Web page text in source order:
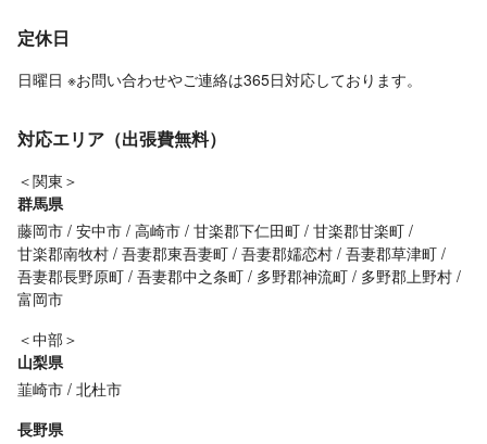
定休日
日曜日 ※お問い合わせやご連絡は365日対応しております。
対応エリア（出張費無料）
＜関東＞
群馬県
藤岡市 安中市 高崎市 甘楽郡下仁田町 甘楽郡甘楽町
甘楽郡南牧村 吾妻郡東吾妻町 吾妻郡嬬恋村 吾妻郡草津町
吾妻郡長野原町 吾妻郡中之条町 多野郡神流町
多野郡上野村
富岡市
＜中部＞
山梨県
韮崎市 北杜市
長野県